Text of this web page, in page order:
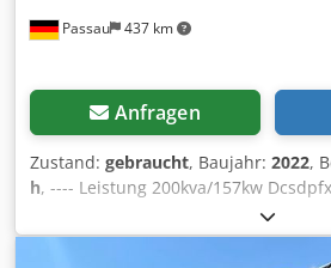
Passau 437 km
Anfragen
Zustand: gebraucht, Baujahr: 2022,
h, ---- Leistung 200kva/157kw
Liter Kraftstofftank 3242 h, BJ 12/
32-16A + DS